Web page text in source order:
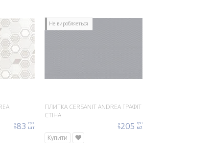
ціна83 грн
шт
Не виробляеться
ПЛИТКА CERSANIT ANDREA ГРАФІТ
СТІНА
ціна205 грн
м2
Купити